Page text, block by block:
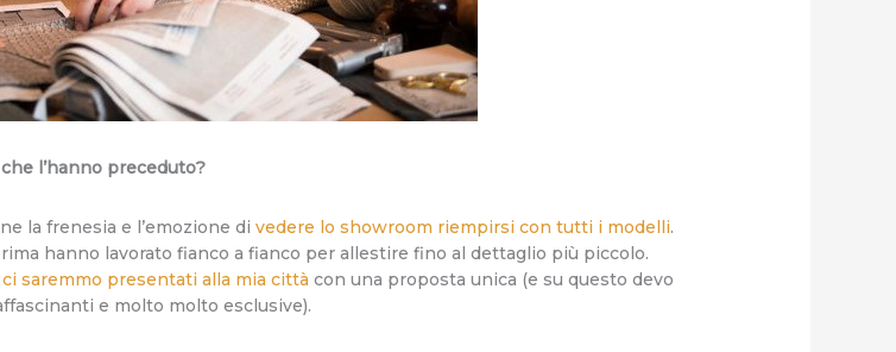
l’hanno preceduto?
la frenesia e l’emozione divedere lo showroom riempirsi con tutti i modelli.
hanno lavorato fianco a fianco per allestire fino al dettaglio più piccolo.
ci saremmo presentati alla mia città con una proposta unica (e su questo devo
e molto molto esclusive).